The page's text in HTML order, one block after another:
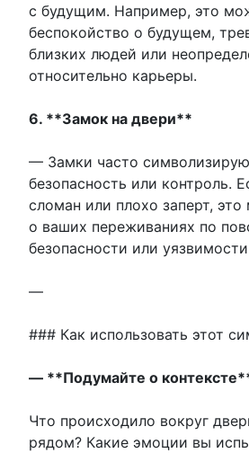
с будущим. Например, это
беспокойство о будущем,
близких людей или
относительно карьеры.
6. **Замок на двери**
— Замки часто
безопасность или контроль.
сломан или плохо заперт,
о ваших переживаниях по
безопасности или
—
### Как использовать этот
— **Подумайте о
Что происходило вокруг
рядом? Какие эмоции вы